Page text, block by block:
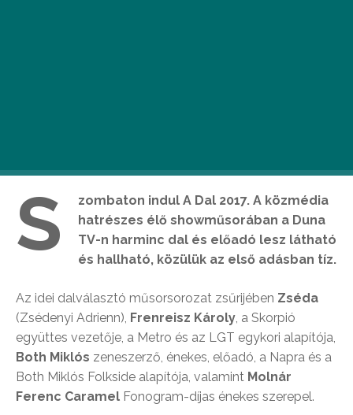
S
zombaton indul A Dal 2017. A közmédia
hatrészes élő showműsorában a Duna
TV-n harminc dal és előadó lesz látható
és hallható, közülük az első adásban tíz.
Az idei dalválasztó műsorsorozat zsűrijében Zséda
(Zsédenyi Adrienn), Frenreisz Károly, a Skorpió
együttes vezetője, a Metro és az LGT egykori alapítója,
Both Miklós zeneszerző, énekes, előadó, a Napra és a
Both Miklós Folkside alapítója, valamint Molnár
Ferenc Caramel Fonogram-díjas énekes szerepel.